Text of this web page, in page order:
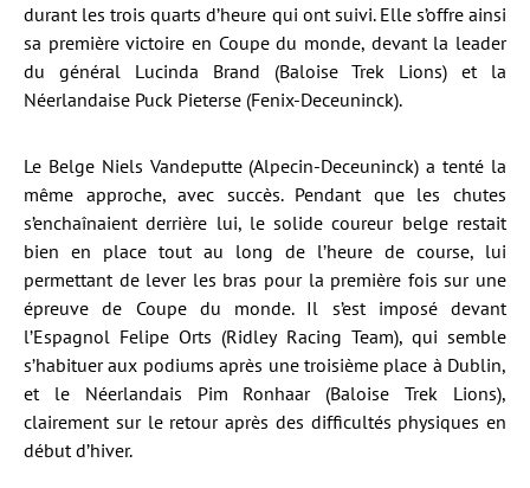
durant les trois quarts d’heure qui ont suivi. Elle s’offre ainsi
sa première victoire en Coupe du monde, devant la leader
du général Lucinda Brand (Baloise Trek Lions) et la
Néerlandaise Puck Pieterse (Fenix-Deceuninck).
Le Belge Niels Vandeputte (Alpecin-Deceuninck) a tenté la
même approche, avec succès. Pendant que les chutes
s’enchaînaient derrière lui, le solide coureur belge restait
bien en place tout au long de l’heure de course, lui
permettant de lever les bras pour la première fois sur une
épreuve de Coupe du monde. Il s’est imposé devant
l’Espagnol Felipe Orts (Ridley Racing Team), qui semble
s’habituer aux podiums après une troisième place à Dublin,
et le Néerlandais Pim Ronhaar (Baloise Trek Lions),
clairement sur le retour après des difficultés physiques en
début d’hiver.